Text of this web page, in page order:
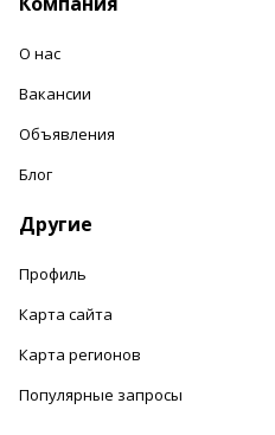
О нас
Вакансии
Объявления
Блог
Другие
Профиль
Карта сайта
Карта регионов
Популярные запросы